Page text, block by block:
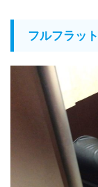
フルフラッ